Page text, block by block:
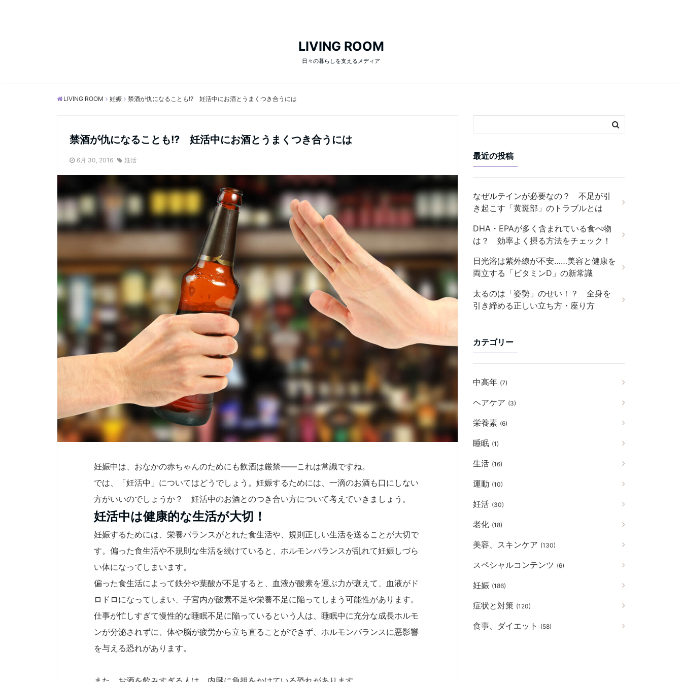
LIVING ROOM
日々の暮らしを支えるメディア
LIVING ROOM 妊娠 禁酒が仇になることも!? 妊活中にお酒とうまくつき合うには
禁酒が仇になることも!? 妊活中にお酒とうまくつき合うには
6月 30, 2016 妊活
妊娠中は、おなかの赤ちゃんのためにも飲酒は厳禁――これは常識ですね。
では、「妊活中」についてはどうでしょう。妊娠するためには、一滴のお酒も口にしない
方がいいのでしょうか？ 妊活中のお酒とのつき合い方について考えていきましょう。
妊活中は健康的な生活が大切！
妊娠するためには、栄養バランスがとれた食生活や、規則正しい生活を送ることが大切で
す。偏った食生活や不規則な生活を続けていると、ホルモンバランスが乱れて妊娠しづら
い体になってしまいます。
偏った食生活によって鉄分や葉酸が不足すると、血液が酸素を運ぶ力が衰えて、血液がド
ロドロになってしまい、子宮内が酸素不足や栄養不足に陥ってしまう可能性があります。
仕事が忙しすぎて慢性的な睡眠不足に陥っているという人は、睡眠中に充分な成長ホルモ
ンが分泌されずに、体や脳が疲労から立ち直ることができず、ホルモンバランスに悪影響
を与える恐れがあります。
最近の投稿
なぜルテインが必要なの？ 不足が引
き起こす「黄斑部」のトラブルとは
DHA・EPAが多く含まれている食べ物
は？ 効率よく摂る方法をチェック！
日光浴は紫外線が不安……美容と健康を
両立する「ビタミンD」の新常識
太るのは「姿勢」のせい！？ 全身を
引き締める正しい立ち方・座り方
カテゴリー
中高年 (7)
ヘアケア (3)
栄養素 (6)
睡眠 (1)
生活 (16)
運動 (10)
妊活 (30)
老化 (18)
美容、スキンケア (130)
スペシャルコンテンツ (6)
妊娠 (186)
症状と対策 (120)
食事、ダイエット (58)